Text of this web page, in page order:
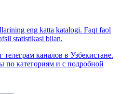
eng katta katalogi. Faqt faol
statistikasi bilan.
каналов в Узбекистане.
по категориям и с подробной